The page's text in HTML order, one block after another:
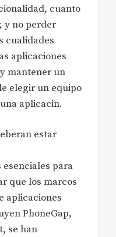
cuanto
y no perder
cualidades
aplicaciones
mantener un
elegir un equipo
aplicacin.
estar
para
que los marcos
aplicaciones
PhoneGap,
se han